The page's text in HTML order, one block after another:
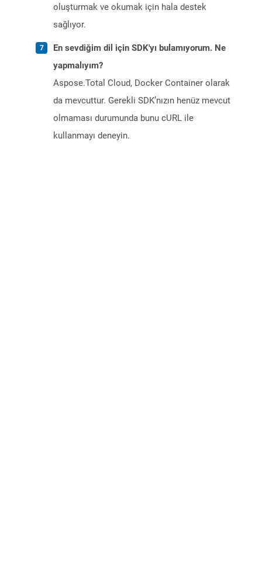
oluşturmak ve okumak için hala destek
sağlıyor.
En sevdiğim dil için SDK'yı bulamıyorum. Ne
yapmalıyım?
Aspose.Total Cloud, Docker Container olarak
da mevcuttur. Gerekli SDK’nızın henüz mevcut
olmaması durumunda bunu cURL ile
kullanmayı deneyin.